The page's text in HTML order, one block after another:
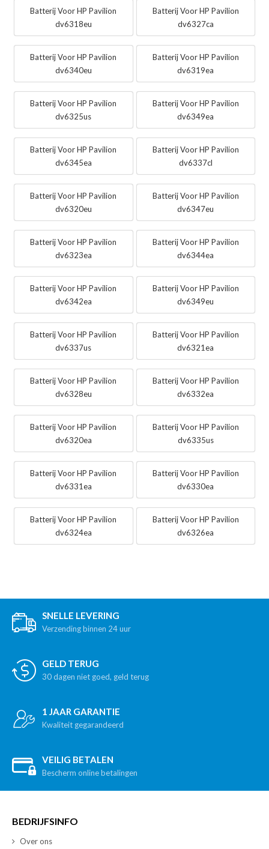
Batterij Voor HP Pavilion
dv6318eu
Batterij Voor HP Pavilion
dv6327ca
Batterij Voor HP Pavilion
dv6340eu
Batterij Voor HP Pavilion
dv6319ea
Batterij Voor HP Pavilion
dv6325us
Batterij Voor HP Pavilion
dv6349ea
Batterij Voor HP Pavilion
dv6345ea
Batterij Voor HP Pavilion
dv6337cl
Batterij Voor HP Pavilion
dv6320eu
Batterij Voor HP Pavilion
dv6347eu
Batterij Voor HP Pavilion
dv6323ea
Batterij Voor HP Pavilion
dv6344ea
Batterij Voor HP Pavilion
dv6342ea
Batterij Voor HP Pavilion
dv6349eu
Batterij Voor HP Pavilion
dv6337us
Batterij Voor HP Pavilion
dv6321ea
Batterij Voor HP Pavilion
dv6328eu
Batterij Voor HP Pavilion
dv6332ea
Batterij Voor HP Pavilion
dv6320ea
Batterij Voor HP Pavilion
dv6335us
Batterij Voor HP Pavilion
dv6331ea
Batterij Voor HP Pavilion
dv6330ea
Batterij Voor HP Pavilion
dv6324ea
Batterij Voor HP Pavilion
dv6326ea
SNELLE LEVERING
Verzending binnen 24 uur
GELD TERUG
30 dagen niet goed, geld terug
1 JAAR GARANTIE
Kwaliteit gegarandeerd
VEILIG BETALEN
Bescherm online betalingen
BEDRIJFSINFO
Over ons